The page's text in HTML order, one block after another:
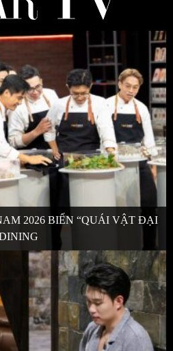
2026 BIẾN “QUÁI VẬT ĐẠI